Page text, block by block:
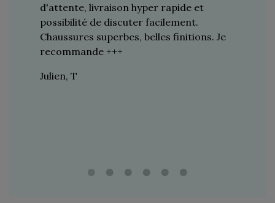
d'attente, livraison hyper rapide et
possibilité de discuter facilement.
Chaussures superbes, belles finitions. Je
recommande +++
Julien, T